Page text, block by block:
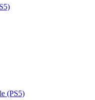
(PS5)